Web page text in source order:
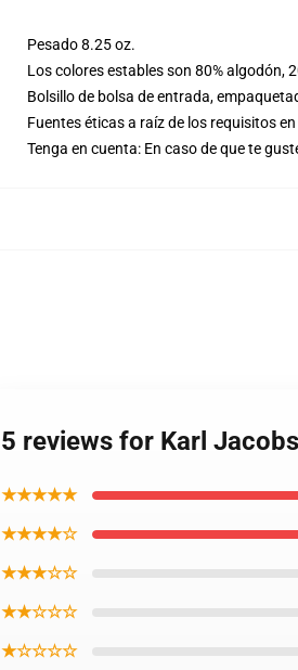
Pesado 8.25 oz.
Los colores estables son 80% algodón,
Bolsillo de bolsa de entrada,
Fuentes éticas a raíz de los requisitos
Tenga en cuenta: En caso de que te
5 reviews for Karl
★★★★★
★★★★☆
★★★☆☆
★★☆☆☆
★☆☆☆☆